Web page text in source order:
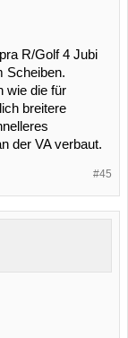
R/Golf 4 Jubi
Scheiben.
wie die für
breitere
der VA verbaut.
#45